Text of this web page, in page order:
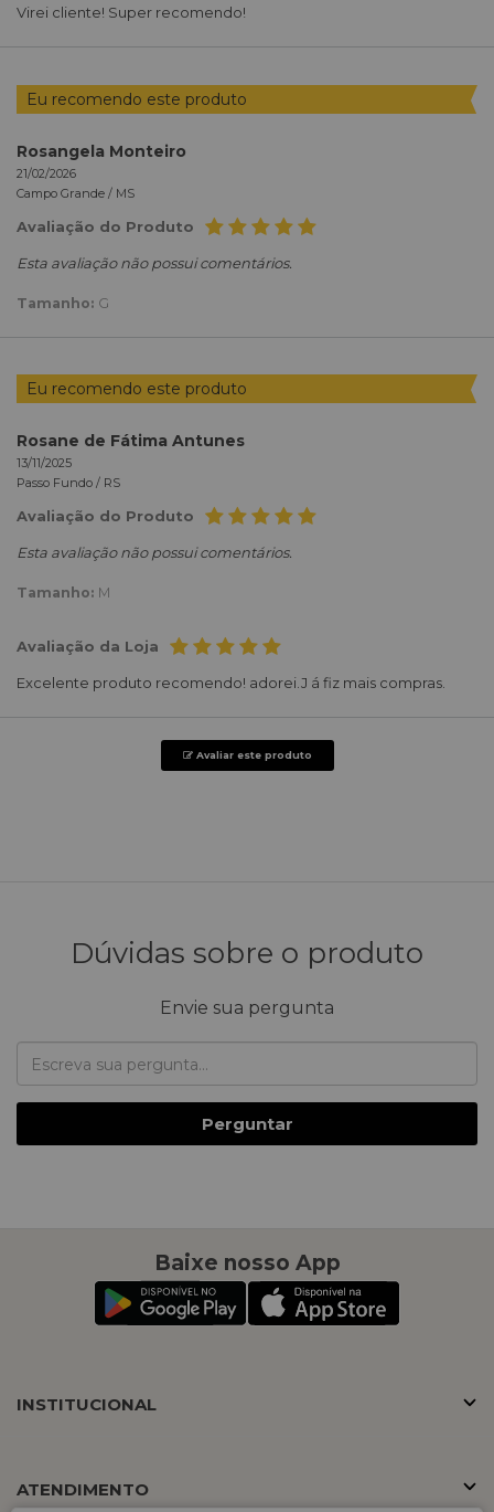
Virei cliente! Super recomendo!
Eu recomendo este produto
Rosangela Monteiro
21/02/2026
Campo Grande / MS
Avaliação do Produto
Esta avaliação não possui comentários.
Tamanho: G
Eu recomendo este produto
Rosane de Fátima Antunes
13/11/2025
Passo Fundo / RS
Avaliação do Produto
Esta avaliação não possui comentários.
Tamanho: M
Avaliação da Loja
Excelente produto recomendo! adorei.J á fiz mais compras.
Avaliar este produto
Dúvidas sobre o produto
Envie sua pergunta
Perguntar
Baixe nosso App
INSTITUCIONAL
ATENDIMENTO